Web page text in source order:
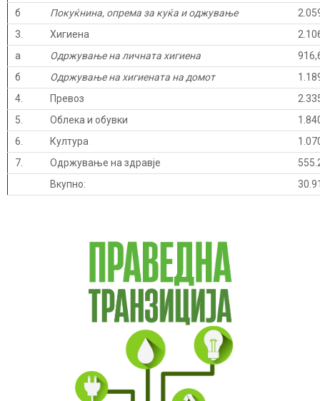
б
Покуќнина, опрема за куќа и оджување
3.
Хигиена
а
Одржување на личната хигиена
б
Одржување на хигиената на домот
4.
Превоз
5.
Облека и обувки
6.
Култура
7.
Одржување на здравје
Вкупно: